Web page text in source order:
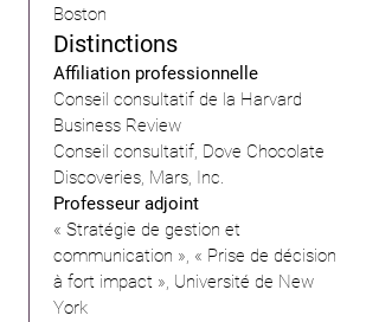
Boston
Distinctions
Affiliation professionnelle
Conseil consultatif de la Harvard
Business Review
Conseil consultatif, Dove Chocolate
Discoveries, Mars, Inc.
Professeur adjoint
« Stratégie de gestion et
communication », « Prise de décision
à fort impact », Université de New
York